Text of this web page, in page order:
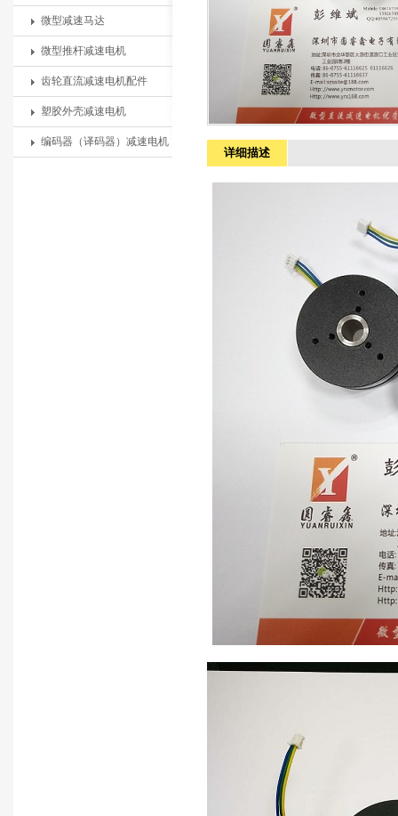
微型减速马达
微型推杆减速电机
齿轮直流减速电机配件
塑胶外壳减速电机
编码器（译码器）减速电机
详细描述